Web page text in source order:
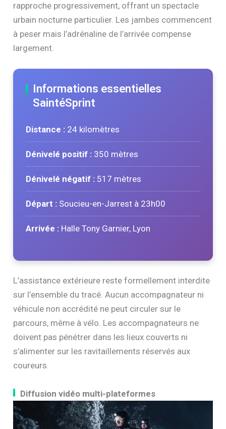
rapproche progressivement, offrant un spectacle
urbain nocturne particulier. Les jambes commencent
à peser mais l’adrénaline de l’arrivée compense
largement.
Informations essentielles
SaintéSprint
Distance : 24 kilomètres
Dénivelé positif : 350 mètres
Dénivelé négatif : 517 mètres
Départ : Soucieu-en-Jarrest à 23h00
Arrivée : Halle Tony Garnier, Lyon
L’assistance extérieure reste formellement interdite
sur l’ensemble du tracé. Aucun accompagnateur ni
véhicule non accrédité ne peut circuler sur le
parcours, même à vélo. Les accompagnateurs ne
doivent pas pénétrer dans les lieux couverts ni
s’alimenter sur les ravitaillements réservés aux
coureurs.
Diffusion vidéo multi-plateformes